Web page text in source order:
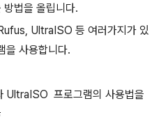
법을 올립니다.
UltraISO 등 여러가지가 있
을 사용합니다.
UltraISO 프로그램의 사용법을